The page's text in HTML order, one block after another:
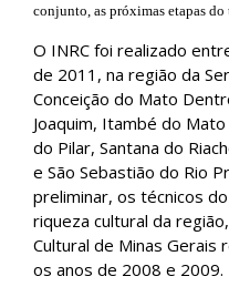
conjunto, as próximas etapas do
O INRC foi realizado
de 2011, na região da
Conceição do Mato
Joaquim, Itambé do
do Pilar, Santana do
e São Sebastião do Rio
preliminar, os técnicos
riqueza cultural da
Cultural de Minas Gerais
os anos de 2008 e 2009.